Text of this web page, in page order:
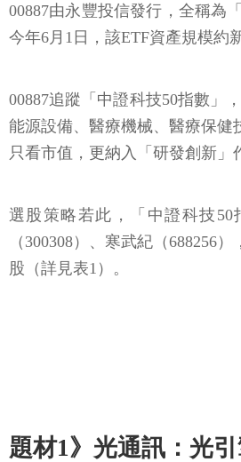
00887由永豐投信發行，全稱為
今年6月1日，該ETF資產規模約
00887追蹤「中證科技50指數」
能源設備、醫療機械、醫療保健
只看市值，更納入「研發創新」
選股策略若此，「中證科技
（300308）、寒武紀（688256
股（詳見表1）。
題材1》光通訊：光